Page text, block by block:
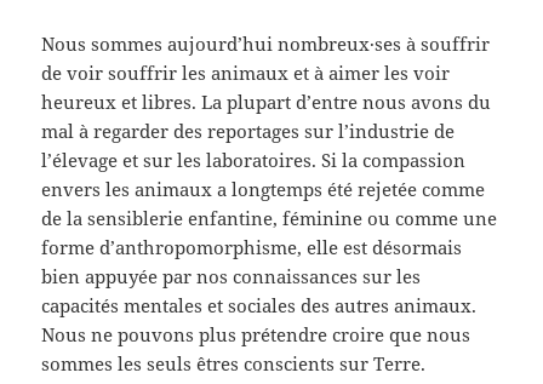
Nous sommes aujourd’hui nombreux·ses à souffrir
de voir souffrir les animaux et à aimer les voir
heureux et libres. La plupart d’entre nous avons du
mal à regarder des reportages sur l’industrie de
l’élevage et sur les laboratoires. Si la compassion
envers les animaux a longtemps été rejetée comme
de la sensiblerie enfantine, féminine ou comme une
forme d’anthropomorphisme, elle est désormais
bien appuyée par nos connaissances sur les
capacités mentales et sociales des autres animaux.
Nous ne pouvons plus prétendre croire que nous
sommes les seuls êtres conscients sur Terre.